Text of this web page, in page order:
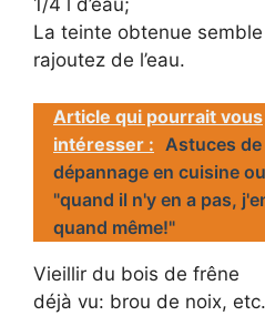
1/4 l d’eau;
La teinte obtenue
rajoutez de l’eau.
Article qui pourrait vous
intéresser : Astuces de
dépannage en cuisine
"quand il n'y en a pas,
quand même!"
Vieillir du bois de frêne
déjà vu: brou de noix,